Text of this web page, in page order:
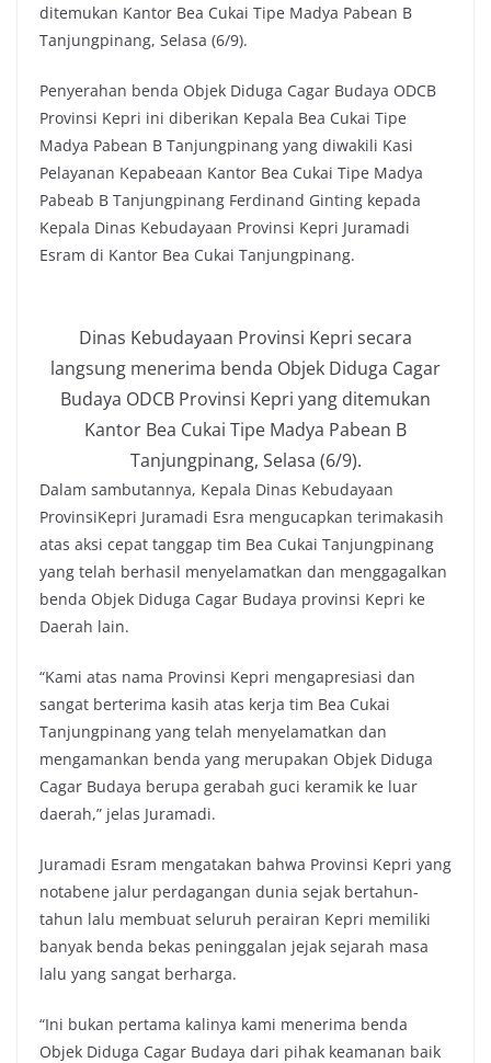
ditemukan Kantor Bea Cukai Tipe Madya Pabean B
Tanjungpinang, Selasa (6/9).
Penyerahan benda Objek Diduga Cagar Budaya ODCB
Provinsi Kepri ini diberikan Kepala Bea Cukai Tipe
Madya Pabean B Tanjungpinang yang diwakili Kasi
Pelayanan Kepabeaan Kantor Bea Cukai Tipe Madya
Pabeab B Tanjungpinang Ferdinand Ginting kepada
Kepala Dinas Kebudayaan Provinsi Kepri Juramadi
Esram di Kantor Bea Cukai Tanjungpinang.
Dinas Kebudayaan Provinsi Kepri secara
langsung menerima benda Objek Diduga Cagar
Budaya ODCB Provinsi Kepri yang ditemukan
Kantor Bea Cukai Tipe Madya Pabean B
Tanjungpinang, Selasa (6/9).
Dalam sambutannya, Kepala Dinas Kebudayaan
ProvinsiKepri Juramadi Esra mengucapkan terimakasih
atas aksi cepat tanggap tim Bea Cukai Tanjungpinang
yang telah berhasil menyelamatkan dan menggagalkan
benda Objek Diduga Cagar Budaya provinsi Kepri ke
Daerah lain.
“Kami atas nama Provinsi Kepri mengapresiasi dan
sangat berterima kasih atas kerja tim Bea Cukai
Tanjungpinang yang telah menyelamatkan dan
mengamankan benda yang merupakan Objek Diduga
Cagar Budaya berupa gerabah guci keramik ke luar
daerah,” jelas Juramadi.
Juramadi Esram mengatakan bahwa Provinsi Kepri yang
notabene jalur perdagangan dunia sejak bertahun-
tahun lalu membuat seluruh perairan Kepri memiliki
banyak benda bekas peninggalan jejak sejarah masa
lalu yang sangat berharga.
“Ini bukan pertama kalinya kami menerima benda
Objek Diduga Cagar Budaya dari pihak keamanan baik